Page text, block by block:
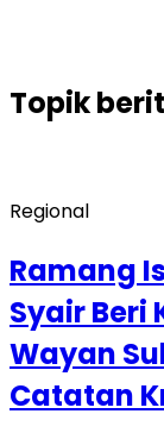
Topik
Regional
Ramang
Syair Beri
Wayan
Catatan